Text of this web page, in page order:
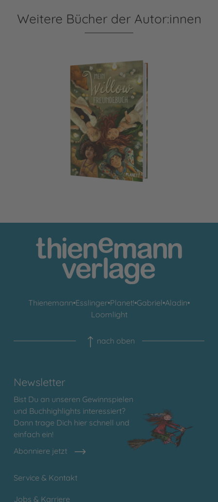
Weitere Bücher der Autor:innen
Ein Mädchen namens Willow: Mein Willow-Freundebuch
Thienemann•Esslinger•Planet!•Gabriel•Aladin•
Loomlight
nach oben
Newsletter
Bist Du an unseren Gewinnspielen
und Buchhighlights interessiert?
Dann trage Dich hier schnell und
einfach ein!
Abonniere jetzt
Service & Kontakt
Jobs & Karriere